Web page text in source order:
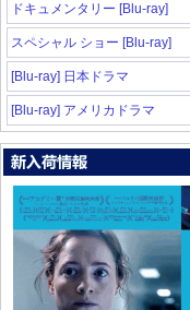
ドキュメンタリー [Blu-ray]
スペシャル ショー [Blu-ray]
[Blu-ray] 日本ドラマ
[Blu-ray] アメリカドラマ